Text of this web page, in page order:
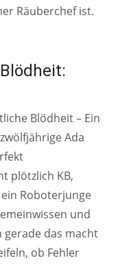
Räuberchef ist.
Blödheit – Ein
Ada
plötzlich KB,
Roboterjunge
und
gerade das macht
ob Fehler